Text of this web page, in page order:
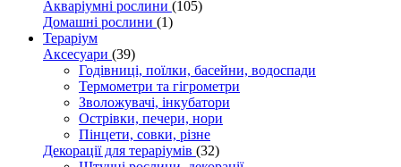
Акваріумні рослини (105)
Домашні рослини (1)
Тераріум
Аксесуари (39)
Годівниці, поїлки, басейни, водоспади
Термометри та гігрометри
Зволожувачі, інкубатори
Острівки, печери, нори
Пінцети, совки, різне
Декорації для тераріумів (32)